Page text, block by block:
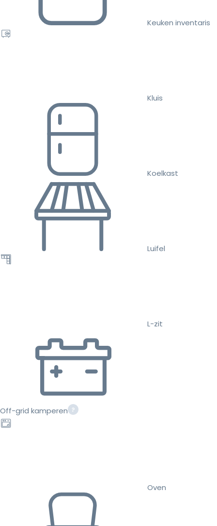
Keuken inventaris
Kluis
Koelkast
Luifel
L-zit
Off-grid kamperen
Oven